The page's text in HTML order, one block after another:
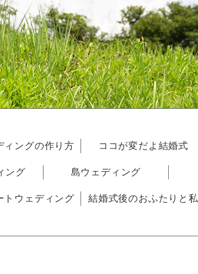
ィングの作り方 ココが変だよ結婚式
ング 島ウェディング
トウェディング 結婚式後のおふたりと私